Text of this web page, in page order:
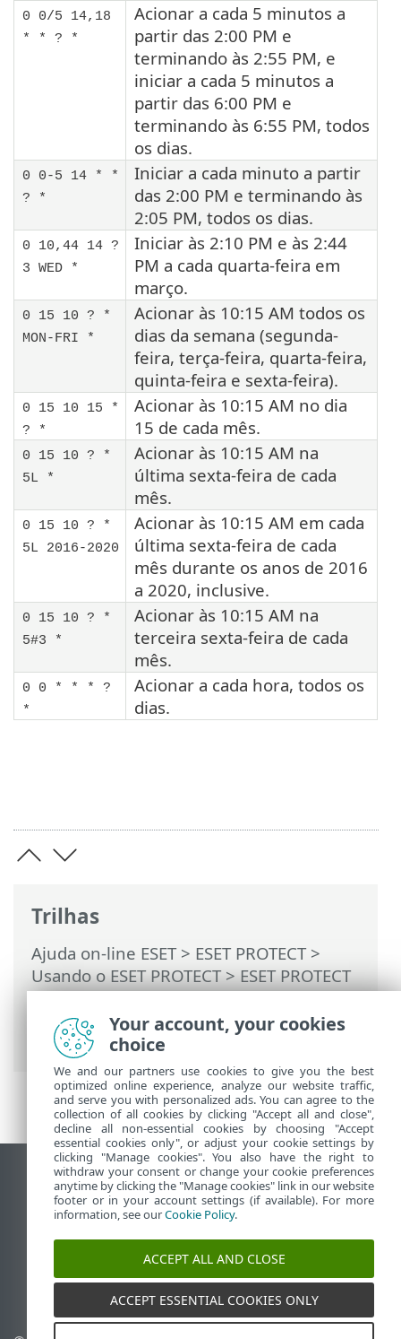
Trilhas
Ajuda on-line ESET> ESET PROTECT>
Usando o ESET PROTECT>ESET PROTECT
Menu principal>Tarefas>Tipos de
acionadores de tarefas> Intervalo de
Expressão CRON
0 0/5 14,18
* * ? *
Acionar a cada 5 minutos a
partir das 2:00 PM e
terminando às 2:55 PM, e
iniciar a cada 5 minutos a
partir das 6:00 PM e
terminando às 6:55 PM, todos
os dias.
0 0-5 14 * *
? *
Iniciar a cada minuto a partir
das 2:00 PM e terminando às
2:05 PM, todos os dias.
0 10,44 14 ?
3 WED *
Iniciar às 2:10 PM e às 2:44
PM a cada quarta-feira em
março.
0 15 10 ? *
MON-FRI *
Acionar às 10:15 AM todos os
dias da semana (segunda-
feira, terça-feira, quarta-feira,
quinta-feira e sexta-feira).
0 15 10 15 *
? *
Acionar às 10:15 AM no dia
15 de cada mês.
0 15 10 ? *
5L *
Acionar às 10:15 AM na
última sexta-feira de cada
mês.
0 15 10 ? *
5L 2016-2020
Acionar às 10:15 AM em cada
última sexta-feira de cada
mês durante os anos de 2016
a 2020, inclusive.
0 15 10 ? *
5#3 *
Acionar às 10:15 AM na
terceira sexta-feira de cada
mês.
0 0 * * * ?
*
Acionar a cada hora, todos os
dias.
Ver site para desktop
End of Life
Base de conhecimento ESET
Fórum ESET
ESET Status Portal
Suporte regional
Your account, your cookies
choice
We and our partners use cookies to give you the best
optimized online experience, analyze our website traffic,
and serve you with personalized ads. You can agree to the
collection of all cookies by clicking "Accept all and close",
decline all non-essential cookies by choosing "Accept
essential cookies only", or adjust your cookie settings by
clicking "Manage cookies". You also have the right to
withdraw your consent or change your cookie preferences
anytime by clicking the "Manage cookies" link in our website
footer or in your account settings (if available). For more
information, see ourCookie Policy.
ACCEPT ALL AND CLOSE
ACCEPT ESSENTIAL COOKIES ONLY